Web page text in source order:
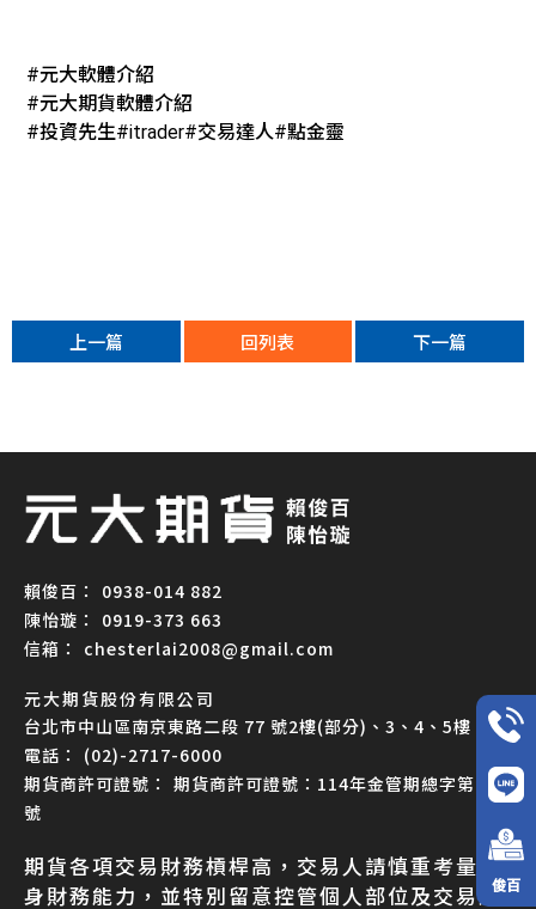
#元大軟體介紹
#元大期貨軟體介紹
#投資先生#itrader#交易達人#點金靈
上一篇 回列表 下一篇
0938-014 882
0919-373 663
chesterlai2008@gmail.com
元大期貨股份有限公司
台北市中山區南京東路二段 77 號2樓(部分)、3、4、5樓
(02)-2717-6000
期貨商許可證號：114年金管期總字第007
號
期貨各項交易財務槓桿高，交易人請慎重考量自
身財務能力，並特別留意控管個人部位及交易風俊百